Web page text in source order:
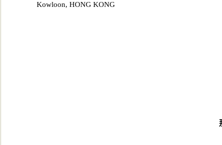
Kowloon, HONG KONG